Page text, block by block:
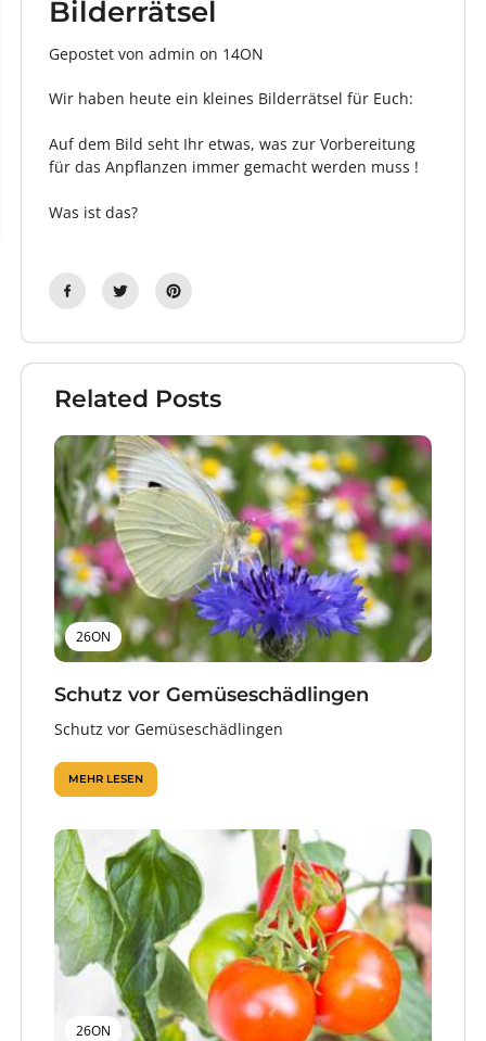
Bilderrätsel
Gepostet von admin on 14ON
Wir haben heute ein kleines Bilderrätsel für Euch:
Auf dem Bild seht Ihr etwas, was zur Vorbereitung
für das Anpflanzen immer gemacht werden muss !
Was ist das?
Related Posts
26ON
Schutz vor Gemüseschädlingen
Schutz vor Gemüseschädlingen
MEHR LESEN
26ON